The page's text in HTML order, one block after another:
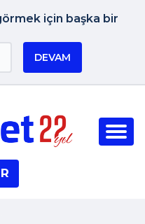
için başka bir
DEVAM